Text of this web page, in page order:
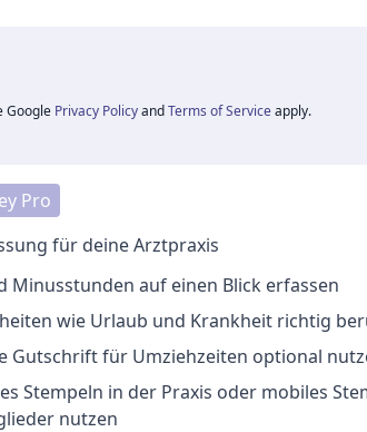
Google Privacy Policy and Terms of Service apply.
Pro
für deine Arztpraxis
Minusstunden auf einen Blick erfassen
wie Urlaub und Krankheit richtig
Gutschriftfür Umziehzeiten optional
Stempeln in der Praxis oder mobiles
nutzen